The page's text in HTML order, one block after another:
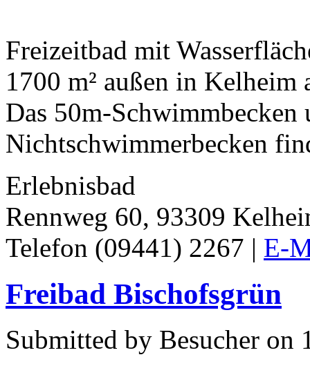
Freizeitbad mit
1700 m² außen in Kelheim
Das 50m-Schwimmbecken
Nichtschwimmerbecken
Erlebnisbad
Rennweg 60, 93309
Telefon (09441) 2267 | E-
Freibad Bischofsgrün
Submitted by Besucher on